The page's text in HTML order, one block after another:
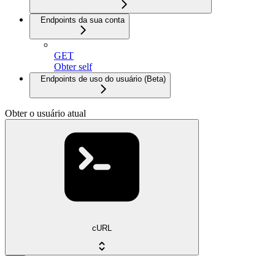
Endpoints da sua conta
GET
Obter self
Endpoints de uso do usuário (Beta)
Obter o usuário atual
cURL